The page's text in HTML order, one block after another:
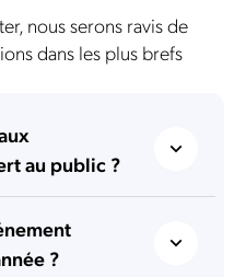
nous serons ravis de
dans les plus brefs
au public ?
?